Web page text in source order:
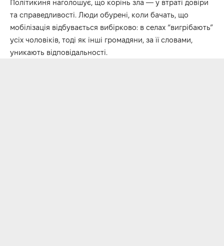
Політикиня наголошує, що корінь зла — у втраті довіри
та справедливості. Люди обурені, коли бачать, що
мобілізація відбувається вибірково: в селах “вигрібають”
усіх чоловіків, тоді як інші громадяни, за її словами,
уникають відповідальності.